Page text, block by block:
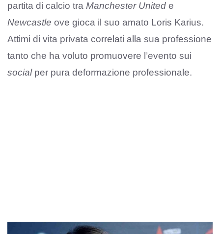
partita di calcio tra Manchester United e
Newcastle ove gioca il suo amato Loris Karius.
Attimi di vita privata correlati alla sua professione
tanto che ha voluto promuovere l’evento sui
socialper pura deformazione professionale.